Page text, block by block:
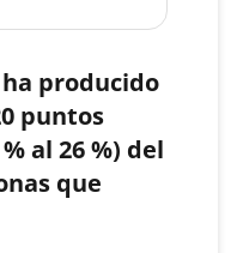
producido
puntos
al 26 %) del
que